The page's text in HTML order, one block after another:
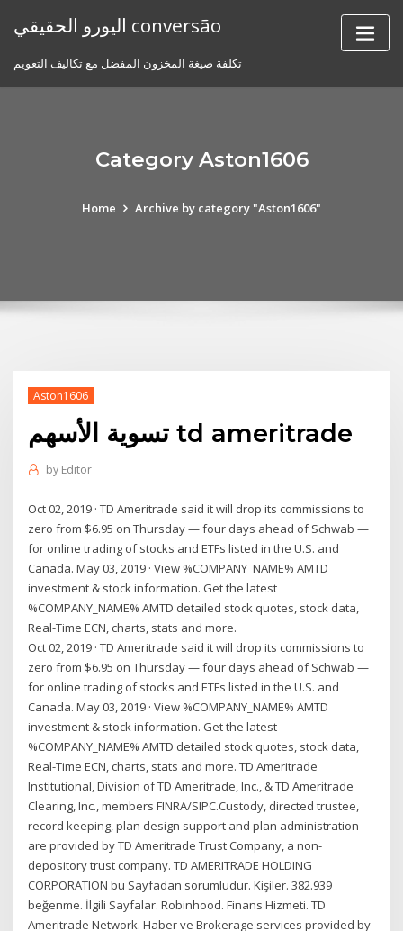
اليورو الحقيقي conversão
تكلفة صيغة المخزون المفضل مع تكاليف التعويم
Category Aston1606
Home Archive by category "Aston1606"
Aston1606
تسوية الأسهم td ameritrade
by Editor
Oct 02, 2019 · TD Ameritrade said it will drop its commissions to
zero from $6.95 on Thursday — four days ahead of Schwab —
for online trading of stocks and ETFs listed in the U.S. and
Canada. May 03, 2019 · View %COMPANY_NAME% AMTD
investment & stock information. Get the latest
%COMPANY_NAME% AMTD detailed stock quotes, stock data,
Real-Time ECN, charts, stats and more.
Oct 02, 2019 · TD Ameritrade said it will drop its commissions to
zero from $6.95 on Thursday — four days ahead of Schwab —
for online trading of stocks and ETFs listed in the U.S. and
Canada. May 03, 2019 · View %COMPANY_NAME% AMTD
investment & stock information. Get the latest
%COMPANY_NAME% AMTD detailed stock quotes, stock data,
Real-Time ECN, charts, stats and more. TD Ameritrade
Institutional, Division of TD Ameritrade, Inc., & TD Ameritrade
Clearing, Inc., members FINRA/SIPC.Custody, directed trustee,
record keeping, plan design support and plan administration
are provided by TD Ameritrade Trust Company, a non-
depository trust company. TD AMERITRADE HOLDING
CORPORATION bu Sayfadan sorumludur. Kişiler. 382.939
beğenme. İlgili Sayfalar. Robinhood. Finans Hizmeti. TD
Ameritrade Network. Haber ve Brokerage services provided by